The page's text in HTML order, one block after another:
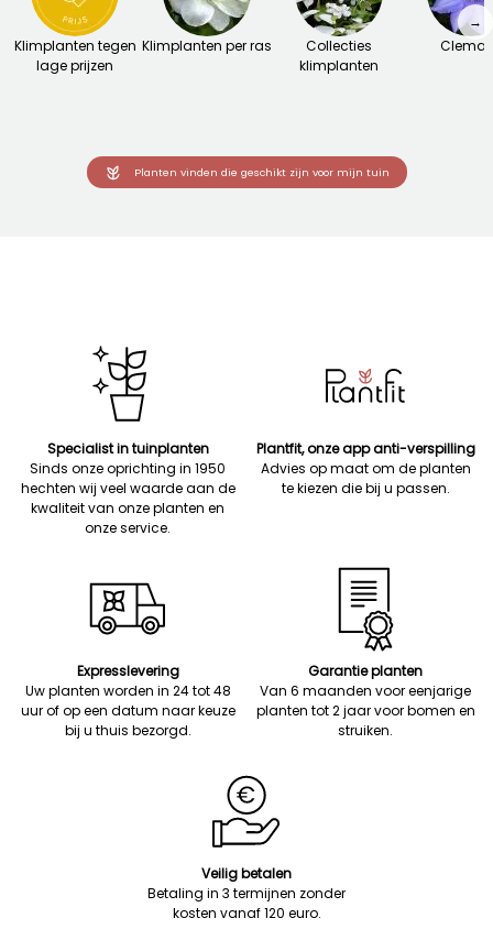
Klimplanten tegen
lage prijzen
Klimplanten per ras
Collecties
klimplanten
→
Planten vinden die geschikt zijn voor mijn tuin
Specialist in tuinplanten
Sinds onze oprichting in 1950
hechten wij veel waarde aan de
kwaliteit van onze planten en
onze service.
Plantfit, onze app anti-verspilling
Advies op maat om de planten
te kiezen die bij u passen.
Expresslevering
Uw planten worden in 24 tot 48
uur of op een datum naar keuze
bij u thuis bezorgd.
Garantie planten
Van 6 maanden voor eenjarige
planten tot 2 jaar voor bomen en
struiken.
Veilig betalen
Betaling in 3 termijnen zonder
kosten vanaf 120 euro.